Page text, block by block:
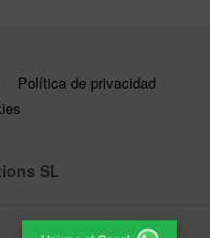
Política de privacidad
SL